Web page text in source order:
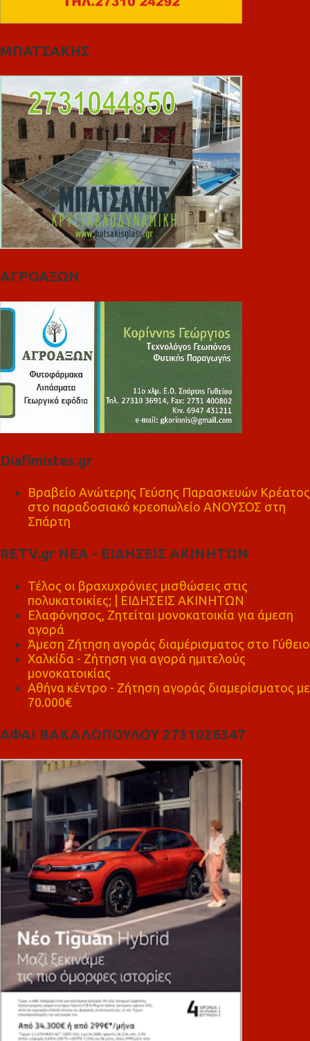
ΜΠΑΤΣΑΚΗΣ
ΑΓΡΟΑΞΩΝ
Diafimistes.gr
Βραβείο Ανώτερης Γεύσης Παρασκευών Κρέατος
στο παραδοσιακό κρεοπωλείο ΑΝΟΥΣΟΣ στη
Σπάρτη
RETV.gr ΝΕΑ - ΕΙΔΗΣΕΙΣ ΑΚΙΝΗΤΩΝ
Τέλος οι βραχυχρόνιες μισθώσεις στις
πολυκατοικίες; | ΕΙΔΗΣΕΙΣ ΑΚΙΝΗΤΩΝ
Ελαφόνησος, Ζητείται μονοκατοικία για άμεση
αγορά
Άμεση Ζήτηση αγοράς διαμέρισματος στο Γύθειο
Χαλκίδα - Ζήτηση για αγορά ημιτελούς
μονοκατοικίας
Αθήνα κέντρο - Ζήτηση αγοράς διαμερίσματος με
70.000€
ΑΦΑΙ ΒΑΚΑΛΟΠΟΥΛΟΥ 2731026347